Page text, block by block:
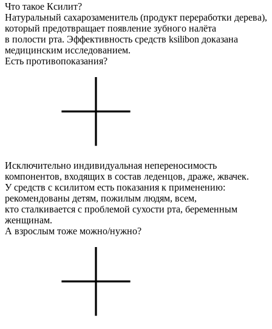
Что такое Ксилит?
Натуральный сахарозаменитель (продукт переработки дерева),
который предотвращает появление зубного налёта
в полости рта. Эффективность средств ksilibon доказана
медицинским исследованием.
Есть противопоказания?
Исключительно индивидуальная непереносимость
компонентов, входящих в состав леденцов, драже, жвачек.
У средств с ксилитом есть показания к применению:
рекомендованы детям, пожилым людям, всем,
кто сталкивается с проблемой сухости рта, беременным
женщинам.
А взрослым тоже можно/нужно?